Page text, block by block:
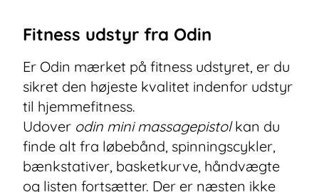
Fitness udstyr fra Odin
Er Odin mærket på fitness udstyret, er du
sikret den højeste kvalitet indenfor udstyr
til hjemmefitness.
Udover odin mini massagepistolkan du
finde alt fra løbebånd, spinningscykler,
bænkstativer, basketkurve, håndvægte
og listen fortsætter. Der er næsten ikke